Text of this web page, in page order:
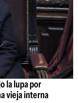
la lupa por
vieja interna